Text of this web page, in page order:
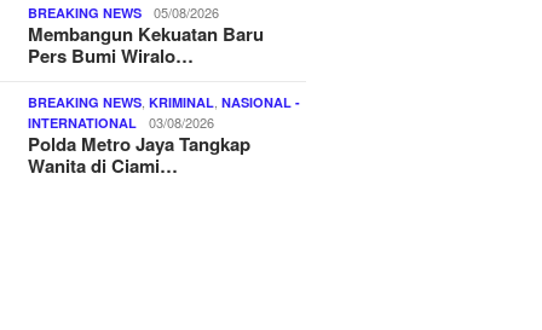
BREAKING NEWS 05/08/2026
Membangun Kekuatan Baru
Pers Bumi Wiralo…
BREAKING NEWS ,KRIMINAL ,NASIONAL -
INTERNATIONAL
03/08/2026
Polda Metro Jaya Tangkap
Wanita di Ciami…